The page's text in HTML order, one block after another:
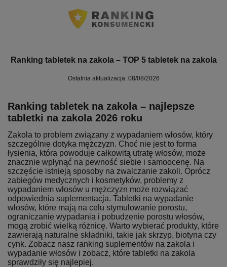
Ranking tabletek na zakola – TOP 5 tabletek na zakola
Ostatnia aktualizacja: 08/08/2026
Ranking tabletek na zakola – najlepsze
tabletki na zakola 2026 roku
Zakola to problem związany z wypadaniem włosów, który
szczególnie dotyka mężczyzn. Choć nie jest to forma
łysienia, która powoduje całkowitą utratę włosów, może
znacznie wpłynąć na pewność siebie i samoocenę. Na
szczęście istnieją sposoby na zwalczanie zakoli. Oprócz
zabiegów medycznych i kosmetyków, problemy z
wypadaniem włosów u mężczyzn może rozwiązać
odpowiednia suplementacja. Tabletki na wypadanie
włosów, które mają na celu stymulowanie porostu,
ograniczanie wypadania i pobudzenie porostu włosów,
mogą zrobić wielką różnicę. Warto wybierać produkty, które
zawierają naturalne składniki, takie jak skrzyp, biotyna czy
cynk. Zobacz nasz ranking suplementów na zakola i
wypadanie włosów i zobacz, które tabletki na zakola
sprawdziły się najlepiej.